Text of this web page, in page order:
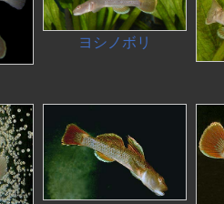
ヨシノボリ